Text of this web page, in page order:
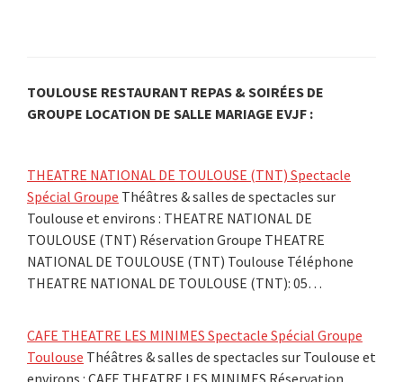
TOULOUSE RESTAURANT REPAS & SOIRÉES DE
GROUPE LOCATION DE SALLE MARIAGE EVJF :
THEATRE NATIONAL DE TOULOUSE (TNT) Spectacle
Spécial Groupe Théâtres & salles de spectacles sur
Toulouse et environs : THEATRE NATIONAL DE
TOULOUSE (TNT) Réservation Groupe THEATRE
NATIONAL DE TOULOUSE (TNT) Toulouse Téléphone
THEATRE NATIONAL DE TOULOUSE (TNT): 05…
CAFE THEATRE LES MINIMES Spectacle Spécial Groupe
Toulouse Théâtres & salles de spectacles sur Toulouse et